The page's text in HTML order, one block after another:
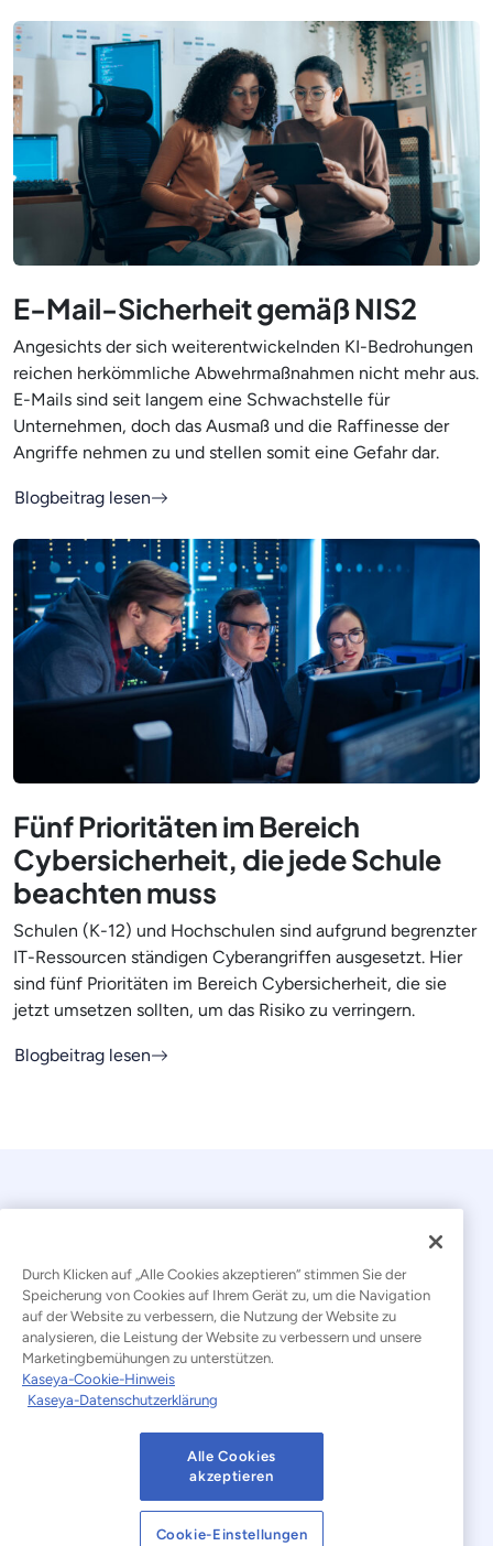
E-Mail-Sicherheit gemäß NIS2
Angesichts der sich weiterentwickelnden KI-Bedrohungen
reichen herkömmliche Abwehrmaßnahmen nicht mehr aus.
E-Mails sind seit langem eine Schwachstelle für
Unternehmen, doch das Ausmaß und die Raffinesse der
Angriffe nehmen zu und stellen somit eine Gefahr dar.
Blogbeitrag lesen
Fünf Prioritäten im Bereich
Cybersicherheit, die jede Schule
beachten muss
Schulen (K-12) und Hochschulen sind aufgrund begrenzter
IT-Ressourcen ständigen Cyberangriffen ausgesetzt. Hier
sind fünf Prioritäten im Bereich Cybersicherheit, die sie
jetzt umsetzen sollten, um das Risiko zu verringern.
Blogbeitrag lesen
© 2026 Kaseya. Alle Rechte vorbehalten.
Deutsch
Erklärung zur Bekämpfung moderner Sklaverei
Nutzungsbedingungen der Website
Datenschutzerklärung Sitemap
Durch Klicken auf „Alle Cookies akzeptieren“ stimmen Sie der
Speicherung von Cookies auf Ihrem Gerät zu, um die Navigation
auf der Website zu verbessern, die Nutzung der Website zu
analysieren, die Leistung der Website zu verbessern und unsere
Marketingbemühungen zu unterstützen.
Kaseya-Cookie-Hinweis
Kaseya-Datenschutzerklärung
Alle Cookies
akzeptieren
Cookie-Einstellungen